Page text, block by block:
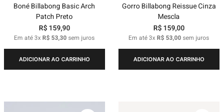
Boné Billabong Basic Arch
Patch Preto
R$ 159,90
Em até3xR$ 53,30sem juros
ADICIONAR AO CARRINHO
Gorro Billabong Reissue Cinza
Mescla
R$ 159,00
Em até3xR$ 53,00sem juros
ADICIONAR AO CARRINHO